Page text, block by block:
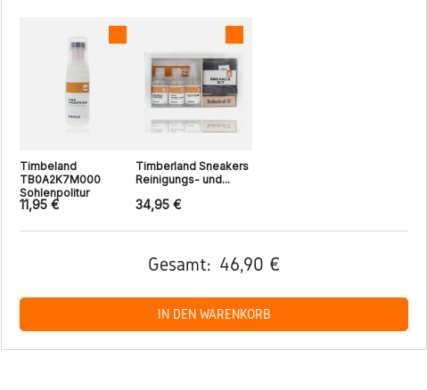
Timbeland
TB0A2K7M000
Sohlenpolitur
11,95 €
Timberland Sneakers
Reinigungs- und...
34,95 €
Gesamt: 46,90 €
IN DEN WARENKORB